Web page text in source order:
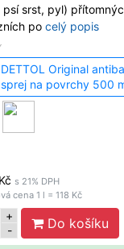
psí srst, pyl)
po celý popis
DETTOL Original
sprej na povrchy 500
Kč s 21% DPH
cena 1 l = 118 Kč
+
-
Do košíku